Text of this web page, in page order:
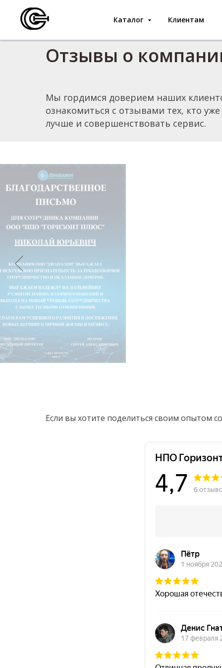
Каталог Клиентам
Отзывы о
Мы гордимся доверием наших
ознакомиться с отзывами тех, кто
лучше и совершенствовать сервис.
Если вы хотите поделиться своим опытом